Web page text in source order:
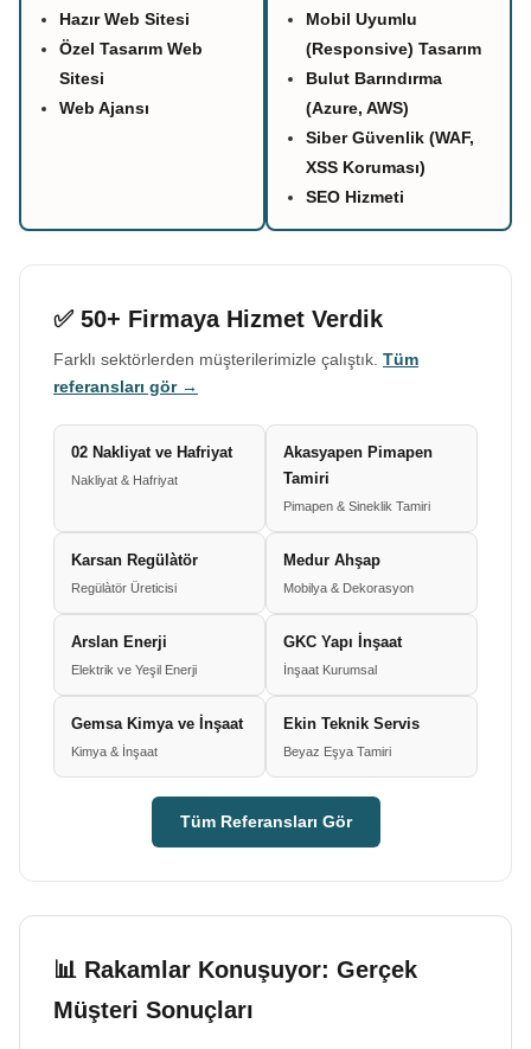
Hazır Web Sitesi
Özel Tasarım Web
Sitesi
Web Ajansı
Mobil Uyumlu
(Responsive) Tasarım
Bulut Barındırma
(Azure, AWS)
Siber Güvenlik (WAF,
XSS Koruması)
SEO Hizmeti
✅ 50+ Firmaya Hizmet Verdik
Farklı sektörlerden müşterilerimizle çalıştık. Tüm
referansları gör →
02 Nakliyat ve Hafriyat
Nakliyat & Hafriyat
Akasyapen Pimapen
Tamiri
Pimapen & Sineklik Tamiri
Karsan Regülàtör
Regülàtör Üreticisi
Medur Ahşap
Mobilya & Dekorasyon
Arslan Enerji
Elektrik ve Yeşil Enerji
GKC Yapı İnşaat
İnşaat Kurumsal
Gemsa Kimya ve İnşaat
Kimya & İnşaat
Ekin Teknik Servis
Beyaz Eşya Tamiri
Tüm Referansları Gör
📊 Rakamlar Konuşuyor: Gerçek
Müşteri Sonuçları